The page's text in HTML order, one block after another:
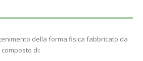
della forma fisica fabbricato da
di: